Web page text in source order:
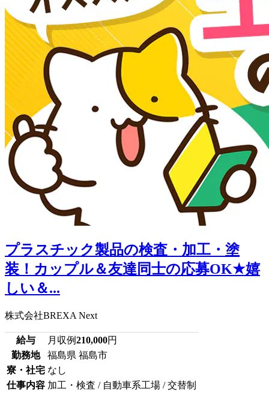
プラスチック製品の検査・加工・塗
装！カップル＆友達同士の応募OK★嬉
しい＆...
株式会社BREXA Next
給与 月収例210,000円
勤務地
福島県 福島市
寮・社宅 なし
仕事内容 加工・検査 / 自動車系工場 / 交替制